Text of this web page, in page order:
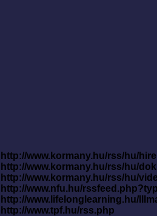
http://www.kormany.hu/rss/hu/
http://www.kormany.hu/rss/hu/dok
http://www.kormany.hu/rss/hu/
http://www.nfu.hu/
http://www.lifelonglearning.hu/
http://www.tpf.hu/rss.php